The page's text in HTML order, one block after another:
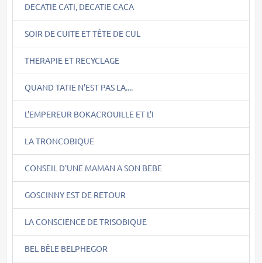
DECATIE CATI, DECATIE CACA
SOIR DE CUITE ET TÊTE DE CUL
THERAPIE ET RECYCLAGE
QUAND TATIE N'EST PAS LA....
L'EMPEREUR BOKACROUILLE ET L'I
LA TRONCOBIQUE
CONSEIL D'UNE MAMAN A SON BEBE
GOSCINNY EST DE RETOUR
LA CONSCIENCE DE TRISOBIQUE
BEL BÊLE BELPHEGOR